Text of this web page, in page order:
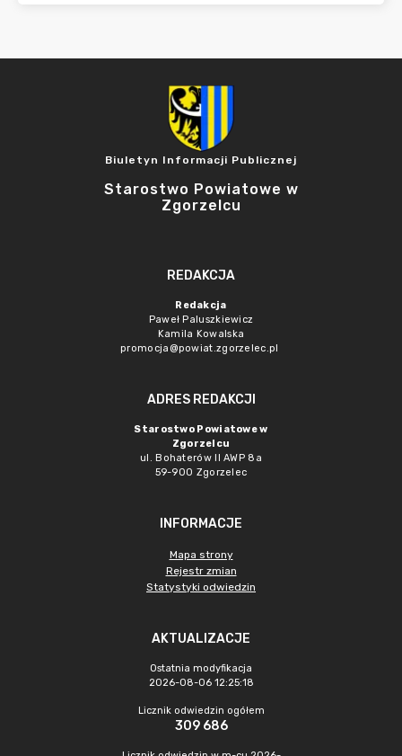
Biuletyn Informacji Publicznej
Starostwo Powiatowe w
Zgorzelcu
REDAKCJA
Redakcja
Paweł Paluszkiewicz
Kamila Kowalska
promocja@powiat.zgorzelec.pl
ADRES REDAKCJI
Starostwo Powiatowe w
Zgorzelcu
ul. Bohaterów II AWP 8a
59-900 Zgorzelec
INFORMACJE
Mapa strony
Rejestr zmian
Statystyki odwiedzin
AKTUALIZACJE
Ostatnia modyfikacja
2026-08-06 12:25:18
Licznik odwiedzin ogółem
309 686